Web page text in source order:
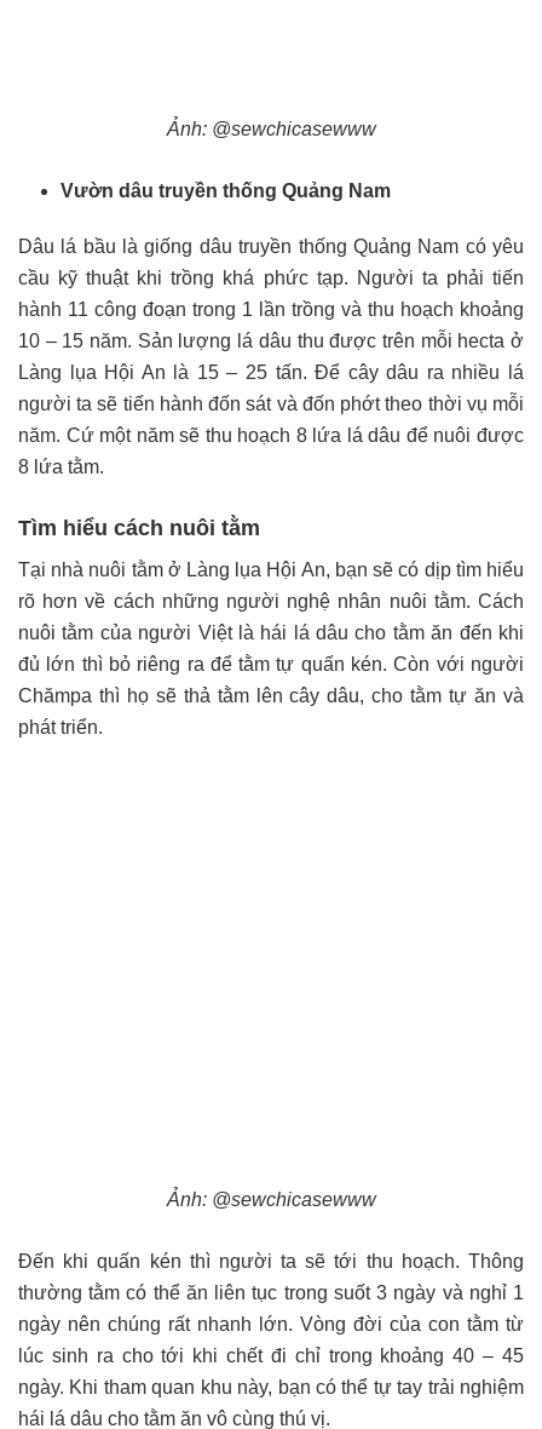
Ảnh: @sewchicasewww
Vườn dâu truyền thống Quảng Nam
Dâu lá bầu là giống dâu truyền thống Quảng Nam có yêu
cầu kỹ thuật khi trồng khá phức tạp. Người ta phải tiến
hành 11 công đoạn trong 1 lần trồng và thu hoạch khoảng
10 – 15 năm. Sản lượng lá dâu thu được trên mỗi hecta ở
Làng lụa Hội An là 15 – 25 tấn. Để cây dâu ra nhiều lá
người ta sẽ tiến hành đốn sát và đốn phớt theo thời vụ mỗi
năm. Cứ một năm sẽ thu hoạch 8 lứa lá dâu để nuôi được
8 lứa tằm.
Tìm hiểu cách nuôi tằm
Tại nhà nuôi tằm ở Làng lụa Hội An, bạn sẽ có dịp tìm hiểu
rõ hơn về cách những người nghệ nhân nuôi tằm. Cách
nuôi tằm của người Việt là hái lá dâu cho tằm ăn đến khi
đủ lớn thì bỏ riêng ra để tằm tự quấn kén. Còn với người
Chămpa thì họ sẽ thả tằm lên cây dâu, cho tằm tự ăn và
phát triển.
Ảnh: @sewchicasewww
Đến khi quấn kén thì người ta sẽ tới thu hoạch. Thông
thường tằm có thể ăn liên tục trong suốt 3 ngày và nghỉ 1
ngày nên chúng rất nhanh lớn. Vòng đời của con tằm từ
lúc sinh ra cho tới khi chết đi chỉ trong khoảng 40 – 45
ngày. Khi tham quan khu này, bạn có thể tự tay trải nghiệm
hái lá dâu cho tằm ăn vô cùng thú vị.